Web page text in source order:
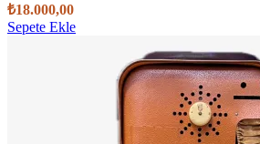
₺18.000,00
Sepete Ekle